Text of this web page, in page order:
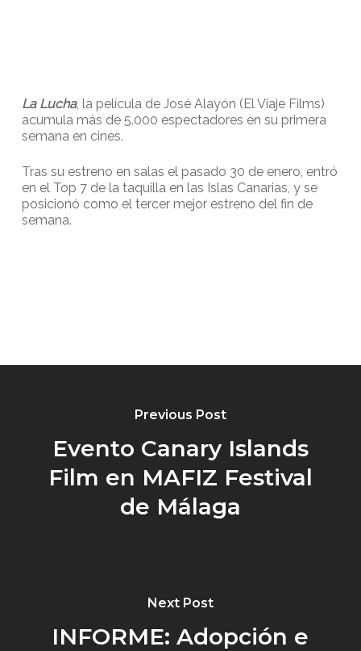
La Lucha, la película de José Alayón (El Viaje Films)
acumula más de 5.000 espectadores en su primera
semana en cines.
Tras su estreno en salas el pasado 30 de enero, entró
en el Top 7 de la taquilla en las Islas Canarias, y se
posicionó como el tercer mejor estreno del fin de
semana.
Previous Post
Evento Canary Islands
Film en MAFIZ Festival
de Málaga
Next Post
INFORME: Adopción e